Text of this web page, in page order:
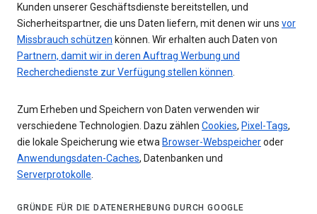
Kunden unserer Geschäftsdienste bereitstellen, und
Sicherheitspartner, die uns Daten liefern, mit denen wir uns vor
Missbrauch schützen können. Wir erhalten auch Daten von
Partnern, damit wir in deren Auftrag Werbung und
Recherchedienste zur Verfügung stellen können.
Zum Erheben und Speichern von Daten verwenden wir
verschiedene Technologien. Dazu zählen Cookies, Pixel-Tags,
die lokale Speicherung wie etwa Browser-Webspeicheroder
Anwendungsdaten-Caches, Datenbanken und
Serverprotokolle.
GRÜNDE FÜR DIE DATENERHEBUNG DURCH GOOGLE